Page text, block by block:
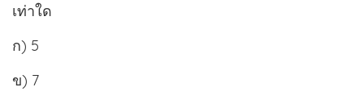
เท่าใด
ก) 5
ข) 7